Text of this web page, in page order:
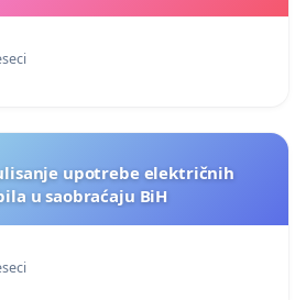
upotrebe električnih
u saobraćaju BiH